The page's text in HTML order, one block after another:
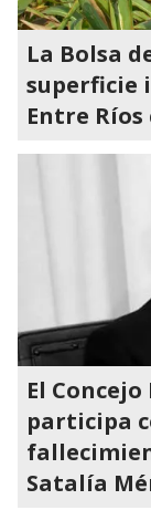
La Bolsa
superficie
Entre
El
participa
Satalía